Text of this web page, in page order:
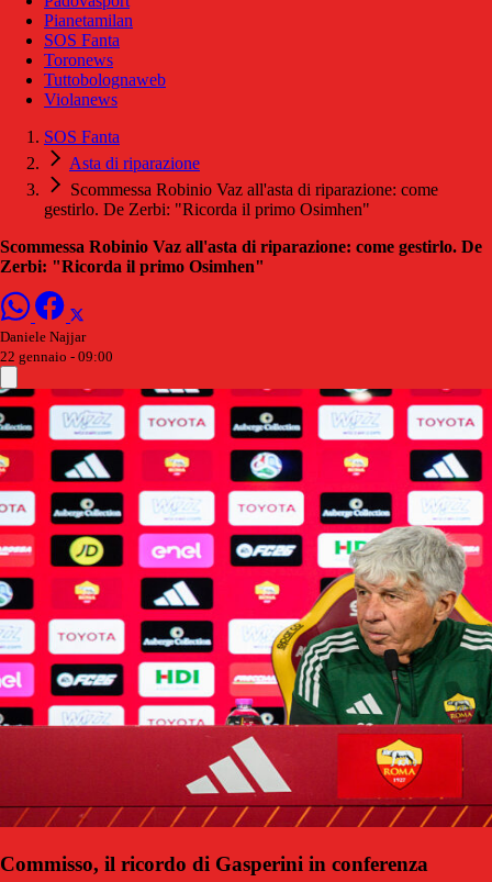
Pianetamilan
SOS Fanta
Toronews
Tuttobolognaweb
Violanews
SOS Fanta
Asta di riparazione
Scommessa Robinio Vaz all'asta di riparazione: come
gestirlo. De Zerbi: "Ricorda il primo Osimhen"
Scommessa Robinio Vaz all'asta di riparazione: come gestirlo. De
Zerbi: "Ricorda il primo Osimhen"
Daniele Najjar
22 gennaio - 09:00
Commisso, il ricordo di Gasperini in conferenza